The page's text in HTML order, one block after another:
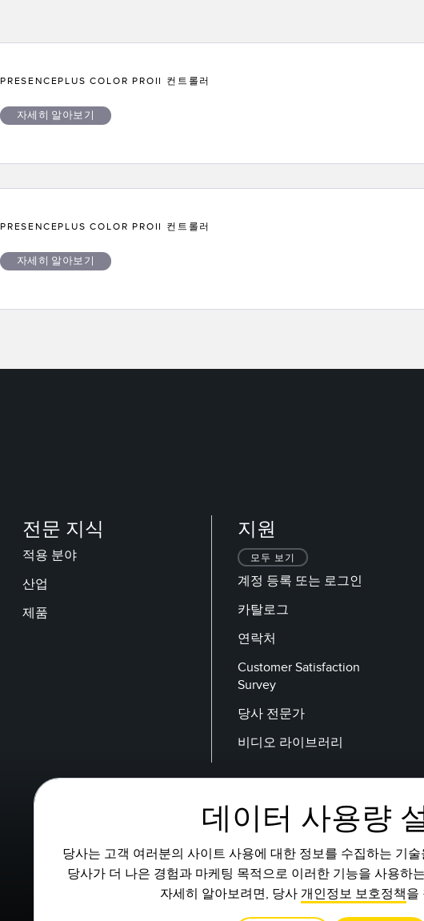
PRESENCEPLUS COLOR PROII 컨트롤러
자세히 알아보기
PRESENCEPLUS COLOR PROII 컨트롤러
자세히 알아보기
전문 지식
적용 분야
산업
제품
지원
모두 보기
계정 등록 또는 로그인
카탈로그
연락처
Customer Satisfaction
Survey
당사 전문가
비디오 라이브러리
이메일
데이터 사용량
당사는 고객 여러분의 사이트 사용에 대한 정보를 수집하는 기
당사가 더 나은 경험과 마케팅 목적으로 이러한 기능을 사용하
자세히 알아보려면, 당사 개인정보 보호정책을